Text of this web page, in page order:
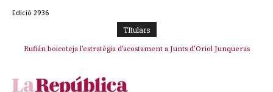
Edició 2936
TItulars
Rufián boicoteja l’estratègia d’acostament a Junts d’Oriol Junqueras
Rufián dinamita la unitat independentista amb un atac frontal al retorn